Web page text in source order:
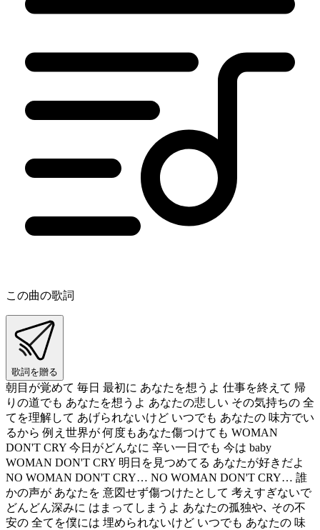
この曲の歌詞
歌詞を贈る
朝目が覚めて 毎日 最初に あなたを想うよ 仕事を終えて 帰
りの道でも あなたを想うよ あなたの悲しい その気持ちの 全
てを理解して あげられないけど いつでも あなたの 味方でい
るから 例え世界が 何度もあなた傷つけても WOMAN
DON'T CRY 今日がどんなに 辛い一日でも 今は baby
WOMAN DON'T CRY 明日を見つめてる あなたが好きだよ
NO WOMAN DON'T CRY… NO WOMAN DON'T CRY… 誰
かの声が あなたを 意図せず傷つけたとして 考えすぎないで
どんどん深みに はまってしまうよ あなたの孤独や､ その不
安の 全てを僕には 埋められないけど いつでも あなたの 味